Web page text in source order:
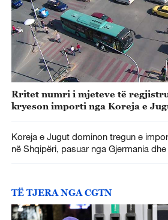
Rritet numri i mjeteve të
kryeson importi nga Koreja e
Koreja e Jugut dominon tregun e
në Shqipëri, pasuar nga Gjermania dhe
TË TJERA NGA CGTN